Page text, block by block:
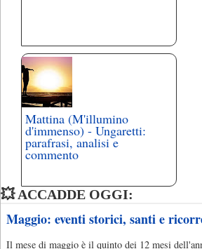
Mattina (M'illumino
d'immenso) - Ungaretti:
parafrasi, analisi e
commento
💥 ACCADDE OGGI:
Maggio: eventi storici, santi e
Il mese di maggio è il quinto dei 12 mesi